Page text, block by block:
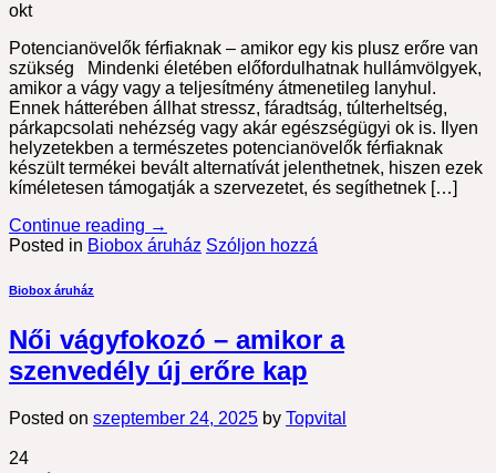
okt
Potencianövelők férfiaknak – amikor egy kis plusz erőre van
szükség Mindenki életében előfordulhatnak hullámvölgyek,
amikor a vágy vagy a teljesítmény átmenetileg lanyhul.
Ennek hátterében állhat stressz, fáradtság, túlterheltség,
párkapcsolati nehézség vagy akár egészségügyi ok is. Ilyen
helyzetekben a természetes potencianövelők férfiaknak
készült termékei bevált alternatívát jelenthetnek, hiszen ezek
kíméletesen támogatják a szervezetet, és segíthetnek […]
Continue reading →
Posted in Biobox áruház Szóljon hozzá
Biobox áruház
Női vágyfokozó – amikor a
szenvedély új erőre kap
Posted on szeptember 24, 2025 by Topvital
24